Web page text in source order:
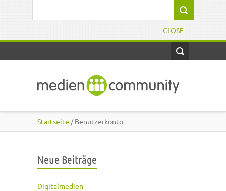
CLOSE
Startseite / Benutzerkonto
Neue Beiträge
Digitalmedien